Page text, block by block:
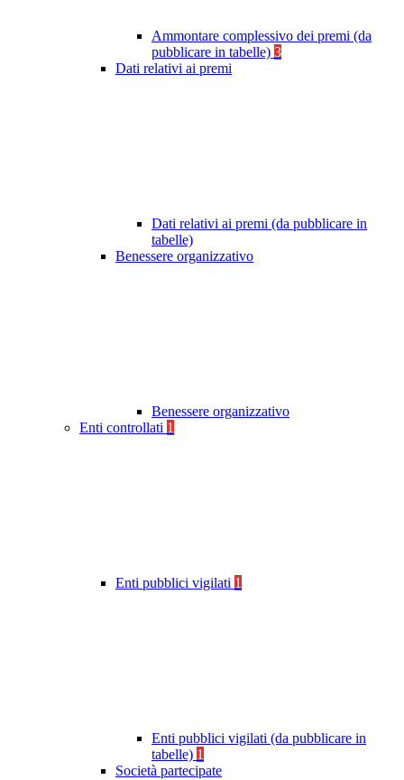
Ammontare complessivo dei premi (da
pubblicare in tabelle) 3
Dati relativi ai premi
Dati relativi ai premi (da pubblicare in
tabelle)
Benessere organizzativo
Benessere organizzativo
Enti controllati 1
Enti pubblici vigilati 1
Enti pubblici vigilati (da pubblicare in
tabelle) 1
Società partecipate